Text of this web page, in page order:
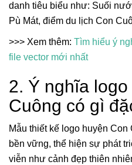
danh tiêu biểu như: Suối
Pù Mát, điểm du lịch Con
>>> Xem thêm: Tìm hiểu ý
file vector mới nhất
2. Ý nghĩa
Cuông có gì
Mẫu thiết kế logo huyện
bền vững, thể hiện sự phát
viễn như cảnh đẹp thiên